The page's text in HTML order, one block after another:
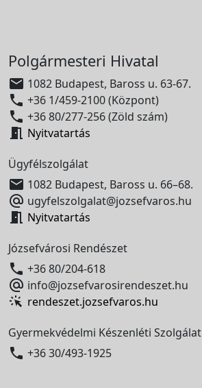
Polgármesteri Hivatal
 1082 Budapest, Baross u. 63-67.
 +36 1/459-2100 (Központ)
 +36 80/277-256 (Zöld szám)
 Nyitvatartás
Ügyfélszolgálat
 1082 Budapest, Baross u. 66–68.
 ugyfelszolgalat@jozsefvaros.hu
 Nyitvatartás
Józsefvárosi Rendészet
 +36 80/204-618
 info@jozsefvarosirendeszet.hu
rendeszet.jozsefvaros.hu
Gyermekvédelmi Készenléti Szolgálat
 +36 30/493-1925